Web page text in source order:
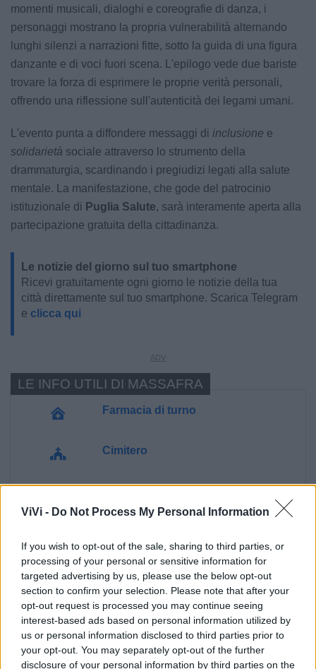
ViVi - Do Not Process My Personal Information
If you wish to opt-out of the sale, sharing to third parties, or
processing of your personal or sensitive information for
targeted advertising by us, please use the below opt-out
section to confirm your selection. Please note that after your
opt-out request is processed you may continue seeing
interest-based ads based on personal information utilized by
us or personal information disclosed to third parties prior to
your opt-out. You may separately opt-out of the further
disclosure of your personal information by third parties on the
momenti musicali, dialoghi e coreografie di danza, i
personaggi mostrano la propria vulnerabilità alternando
lunghi silenzi a narrazioni fitte, sotto la guida di una figura
danzante e di voci fuori scena. L'epilogo vede due bariste
trovare la forza di esprimere le proprie verità personali,
offrendo una riflessione sull'autenticità dei legami umani.
L'evento punta a diffondere messaggi di inclusione e
solidarietà sociale attraverso lo strumento della
drammaturgia, scardinando i pregiudizi legati alla salute
mentale. La manifestazione, che gode del patrocinio
istituzionale di Puglia Salute, sarà interamente aperta alla
partecipazione gratuita della cittadinanza.
Le notizie del giorno sul tuo smartphone
Ricevi gratuitamente ogni giorno le notizie della tua
città direttamente sul tuo smartphone. Scarica Telegram
e clicca qui
Farmacia di turno
Cimitero
Polizia Locale
Ecocentro e rifiuti
Pubblica illuminazione
LE INFO UTILI DI MASSAFRA